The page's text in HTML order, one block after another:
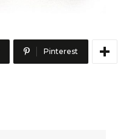
Pinterest